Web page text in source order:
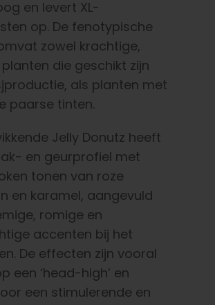
en levert XL-
op. De fenotypische
zowel krachtige,
die geschikt zijn
als planten met
paarse tinten.
Jelly Donutz heeft
en geurprofiel met
tonen van roze
en karamel, aangevuld
romige en
accenten bij het
De effecten zijn vooral
een ‘head-high’ en
een stimulerende en